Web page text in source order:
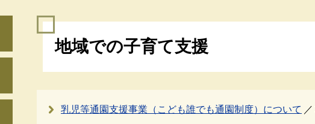
地域での子育て支援
乳児等通園支援事業（こども誰でも通園制度）について